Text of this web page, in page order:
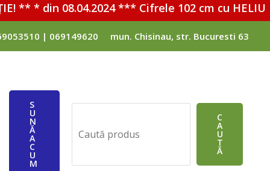
* din 08.04.2024 *** Cifrele 102 cm cu HELIU -
| 069149620 mun. Chisinau, str. Bucuresti 63
S
U
N
Ă
A
C
U
M
C
A
U
T
Ă